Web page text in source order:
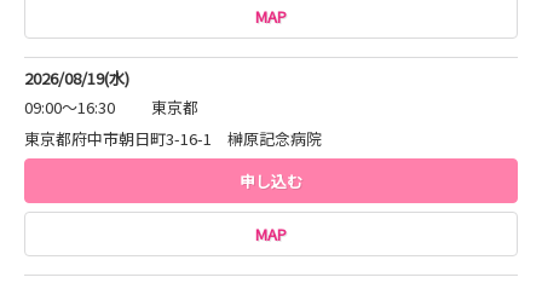
MAP
2026/08/19(水)
09:00～16:30
東京都
東京都府中市朝日町3-16-1 榊原記念病院
申し込む
MAP